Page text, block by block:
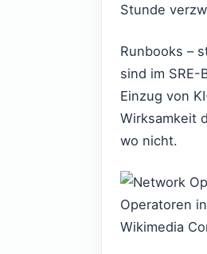
Stunde
Runbooks –
sind im
Einzug von
Wirksamkeit
wo nicht.
Operatoren
Wikimedia